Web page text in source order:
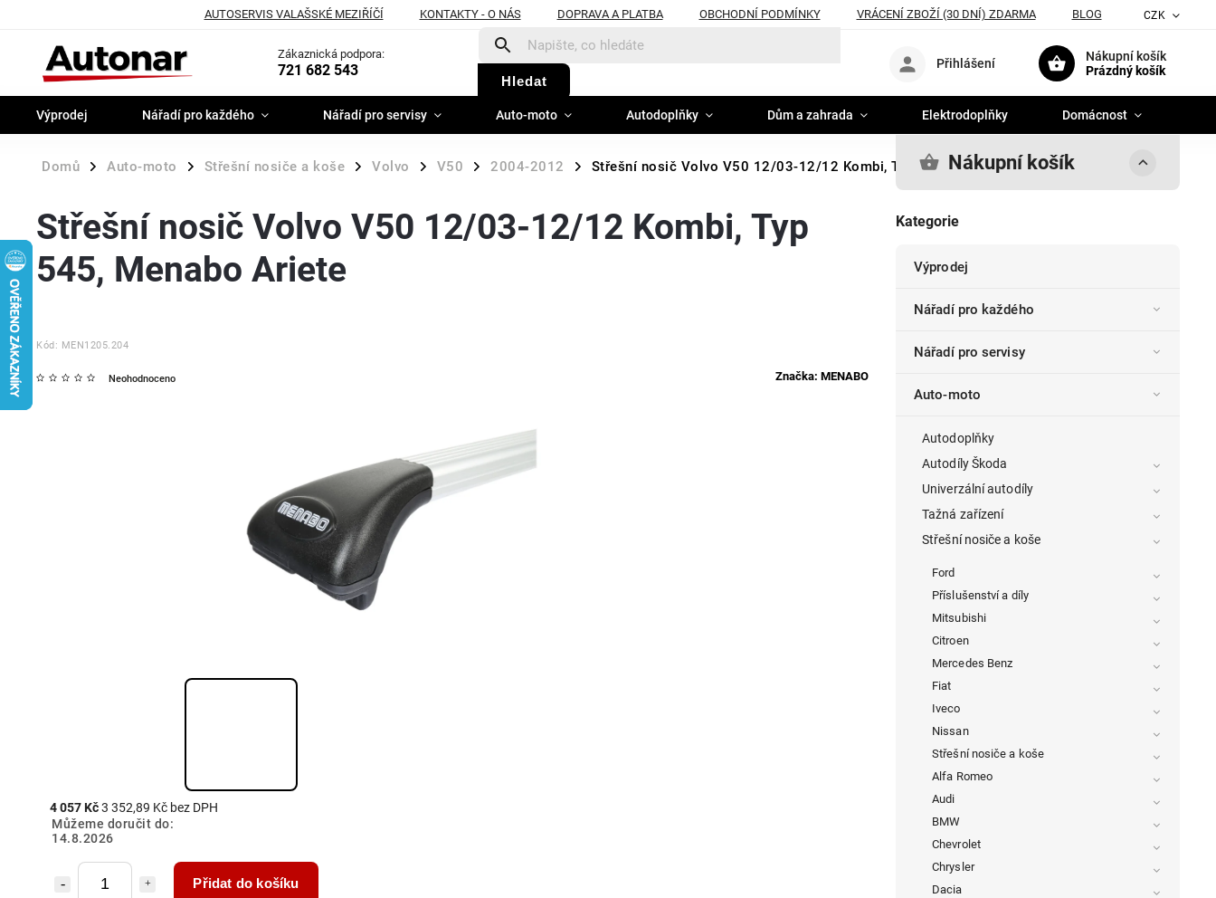
AUTOSERVIS VALAŠSKÉ MEZIŘÍČÍ KONTAKTY - O NÁS DOPRAVA A PLATBA OBCHODNÍ PODMÍNKY VRÁCENÍ ZBOŽÍ (30 DNÍ) ZDARMA BLOG CZK
Zákaznická podpora:
721 682 543
Hledat
Nákupní košík
Prázdný košík
Přihlášení
Výprodej Nářadí pro každého Nářadí pro servisy Auto-moto Autodoplňky Dům a zahrada Elektrodoplňky Domácnost
Domů / Auto-moto / Střešní nosiče a koše / Volvo / V50 / 2004-2012 / Střešní nosič Volvo V50 12/03-12/12 Kombi, Typ 545, Menabo Ariete
Nákupní košík
Kategorie
Výprodej
Nářadí pro každého
Nářadí pro servisy
Auto-moto
Autodoplňky
Autodíly Škoda
Univerzální autodíly
Tažná zařízení
Střešní nosiče a koše
Ford
Příslušenství a díly
Mitsubishi
Citroen
Mercedes Benz
Fiat
Iveco
Nissan
Střešní nosiče a koše
Alfa Romeo
Audi
BMW
Chevrolet
Chrysler
Dacia
Střešní nosič Volvo V50 12/03-12/12 Kombi, Typ
545, Menabo Ariete
Kód: MEN1205.204
Neohodnoceno Značka: MENABO
4 057 Kč3 352,89 Kč bez DPH
Můžeme doručit do:
14.8.2026
Přidat do košíku